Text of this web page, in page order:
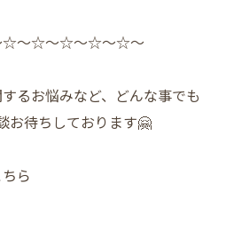
〜☆〜☆〜☆〜☆〜
るお悩みなど、どんな事でも
お待ちしております🤗
ら